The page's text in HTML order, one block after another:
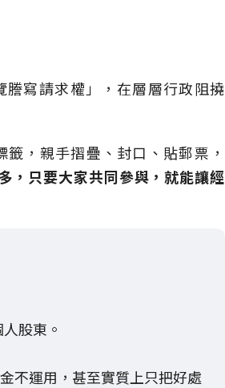
寫請求權」，在層層行政阻撓
，親手摺疊、封口、貼郵票，
，只要大家共同參與，就能讓經
股東。
不運用，甚至實質上只把好處